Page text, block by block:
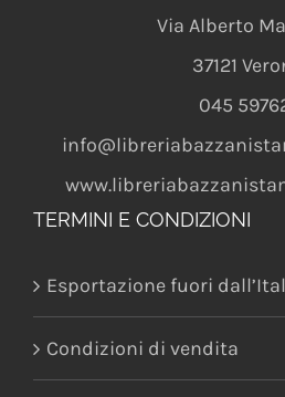
Via Alberto
37121
045
TERMINI E CONDIZIONI
Esportazione fuori
Condizioni di vendita